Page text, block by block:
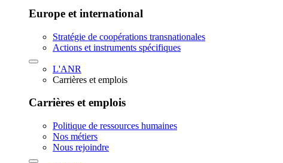
Europe et international
Stratégie de coopérations transnationales
Actions et instruments spécifiques
L'ANR
Carrières et emplois
Carrières et emplois
Politique de ressources humaines
Nos métiers
Nous rejoindre